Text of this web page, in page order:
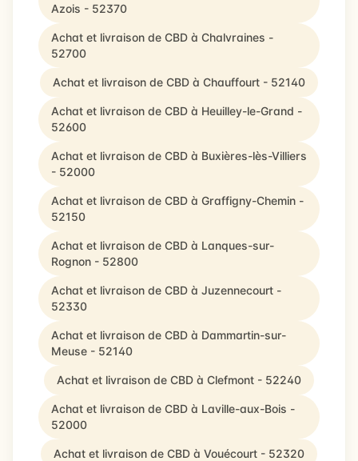
Azois - 52370
Achat et livraison de CBD à Chalvraines -
52700
Achat et livraison de CBD à Chauffourt - 52140
Achat et livraison de CBD à Heuilley-le-Grand -
52600
Achat et livraison de CBD à Buxières-lès-Villiers
- 52000
Achat et livraison de CBD à Graffigny-Chemin -
52150
Achat et livraison de CBD à Lanques-sur-
Rognon - 52800
Achat et livraison de CBD à Juzennecourt -
52330
Achat et livraison de CBD à Dammartin-sur-
Meuse - 52140
Achat et livraison de CBD à Clefmont - 52240
Achat et livraison de CBD à Laville-aux-Bois -
52000
Achat et livraison de CBD à Vouécourt - 52320